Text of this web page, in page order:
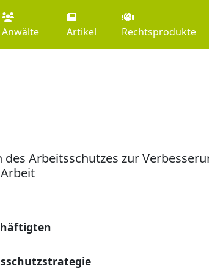
Anwälte Artikel Rechtsprodukte
Arbeitsschutzes zur